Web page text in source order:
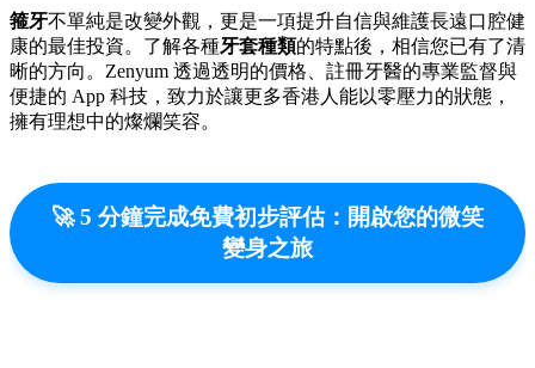
箍牙不單純是改變外觀，更是一項提升自信與維護長遠口腔健
康的最佳投資。了解各種牙套種類的特點後，相信您已有了清
晰的方向。Zenyum 透過透明的價格、註冊牙醫的專業監督與
便捷的 App 科技，致力於讓更多香港人能以零壓力的狀態，
擁有理想中的燦爛笑容。
🚀 5 分鐘完成免費初步評估：開啟您的微笑
變身之旅